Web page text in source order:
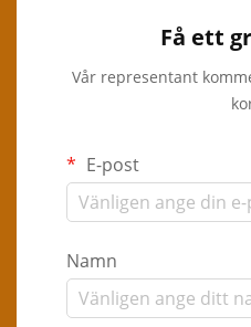
Få ett
Vår representant
E-post
Namn